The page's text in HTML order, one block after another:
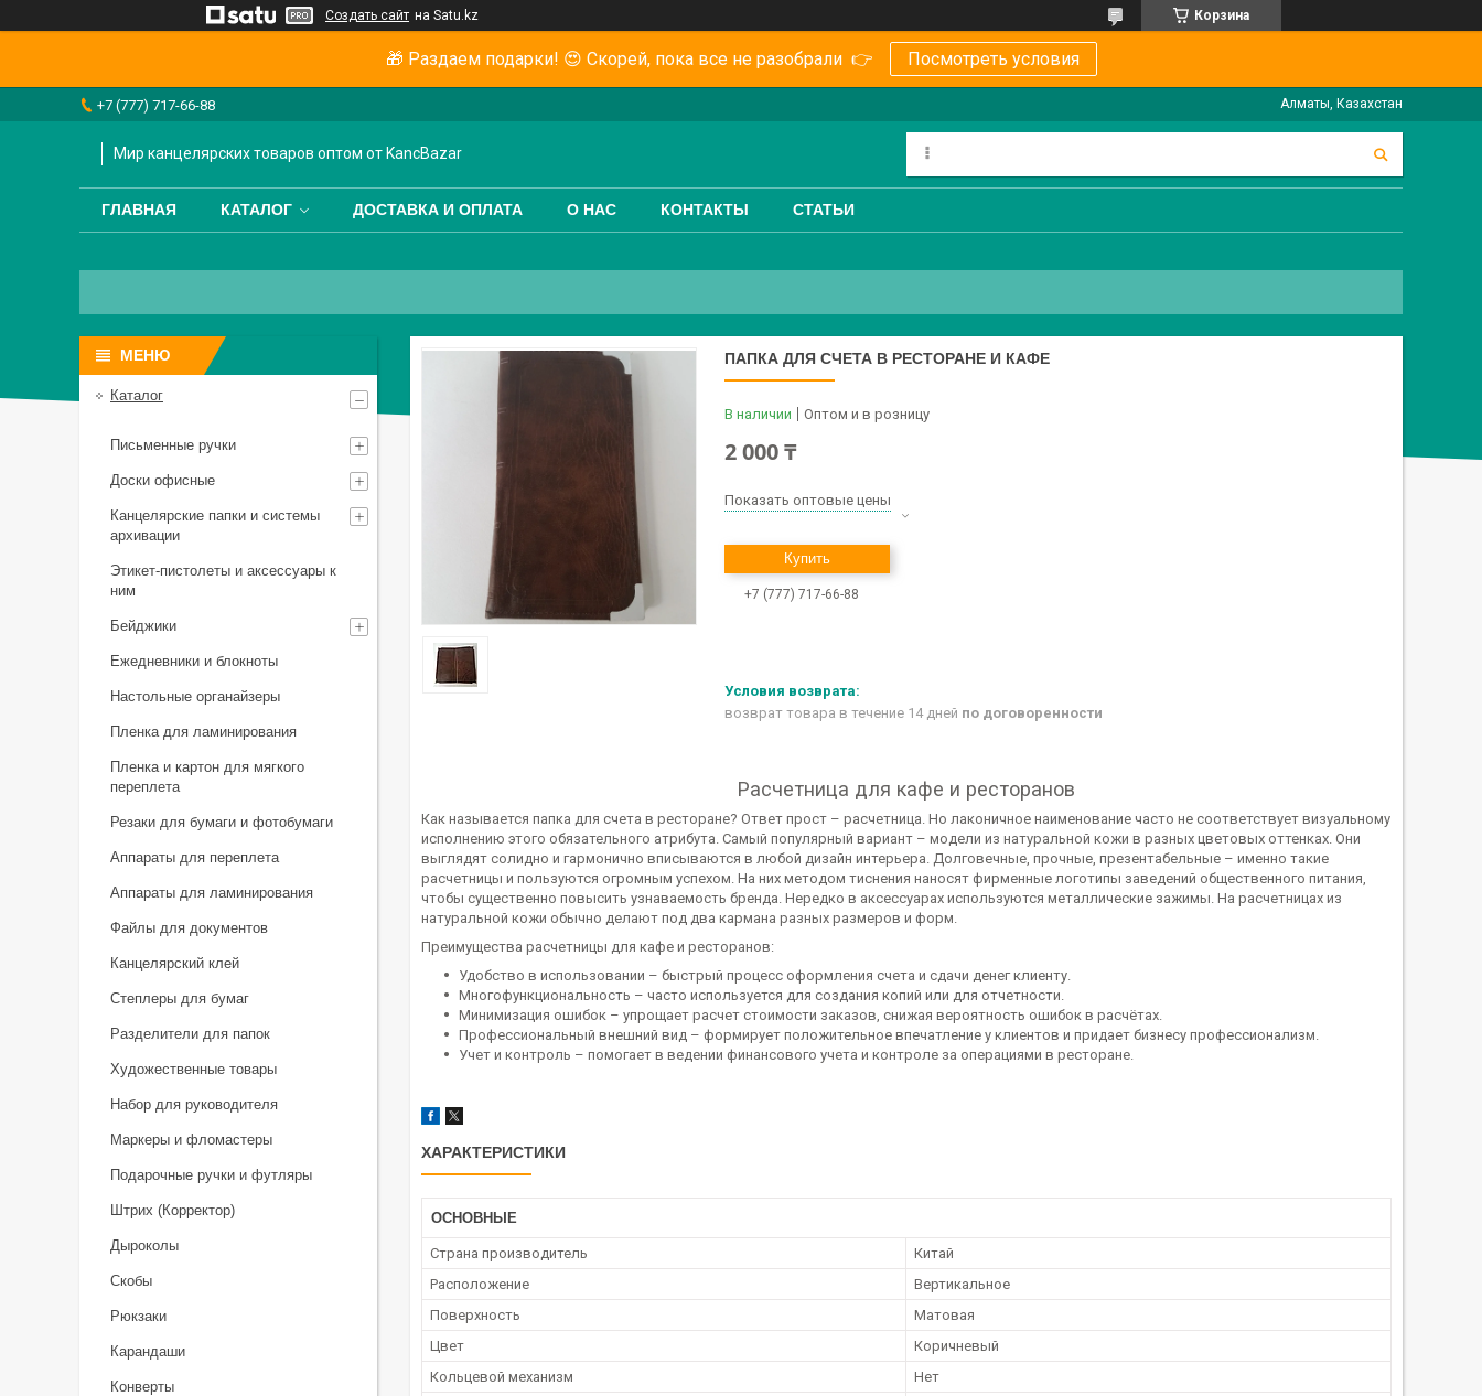
Создать сайт на Satu.kz Корзина
🎁 Раздаем подарки! 😍 Скорей, пока все не разобрали 👉 Посмотреть условия
+7 (777) 717-66-88 Алматы, Казахстан
Мир канцелярских товаров оптом от KancBazar
ГЛАВНАЯ КАТАЛОГ ДОСТАВКА И ОПЛАТА О НАС КОНТАКТЫ СТАТЬИ
ПАПКА ДЛЯ СЧЕТА В РЕСТОРАНЕ И КАФЕ
В наличии Оптом и в розницу
2 000 ₸
Показать оптовые цены
Купить
+7 (777) 717-66-88
возврат товара в течение 14 дней по договоренности
Расчетница для кафе и ресторанов
Как называется папка для счета в ресторане? Ответ прост – расчетница. Но лаконичное наименование часто не соответствует визуальному
исполнению этого обязательного атрибута. Самый популярный вариант – модели из натуральной кожи в разных цветовых оттенках. Они
выглядят солидно и гармонично вписываются в любой дизайн интерьера. Долговечные, прочные, презентабельные – именно такие
расчетницы и пользуются огромным успехом. На них методом тиснения наносят фирменные логотипы заведений общественного питания,
чтобы существенно повысить узнаваемость бренда. Нередко в аксессуарах используются металлические зажимы. На расчетницах из
натуральной кожи обычно делают под два кармана разных размеров и форм.
Преимущества расчетницы для кафе и ресторанов:
Удобство в использовании – быстрый процесс оформления счета и сдачи денег клиенту.
Многофункциональность – часто используется для создания копий или для отчетности.
Минимизация ошибок – упрощает расчет стоимости заказов, снижая вероятность ошибок в расчётах.
Профессиональный внешний вид – формирует положительное впечатление у клиентов и придает бизнесу профессионализм.
Учет и контроль – помогает в ведении финансового учета и контроле за операциями в ресторане.
ХАРАКТЕРИСТИКИ
ОСНОВНЫЕ
Страна производитель
Китай
Расположение
Вертикальное
Поверхность
Матовая
Цвет
Коричневый
Кольцевой механизм
Нет
Каталог
Письменные ручки
Доски офисные
Канцелярские папки и системы
архивации
Этикет-пистолеты и аксессуары к
ним
Бейджики
Ежедневники и блокноты
Настольные органайзеры
Пленка для ламинирования
Пленка и картон для мягкого
переплета
Резаки для бумаги и фотобумаги
Аппараты для переплета
Аппараты для ламинирования
Файлы для документов
Канцелярский клей
Степлеры для бумаг
Разделители для папок
Художественные товары
Набор для руководителя
Маркеры и фломастеры
Подарочные ручки и футляры
Штрих (Корректор)
Дыроколы
Скобы
Рюкзаки
Карандаши
Конверты